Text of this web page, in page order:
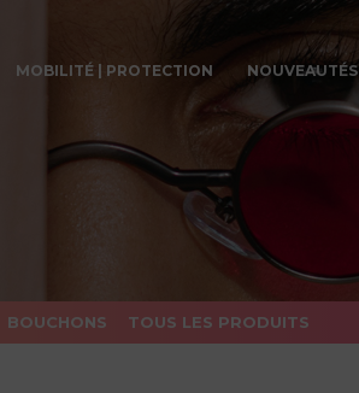
MOBILITÉ | PROTECTION NOUVEAUTÉS
BOUCHONS TOUS LES PRODUITS